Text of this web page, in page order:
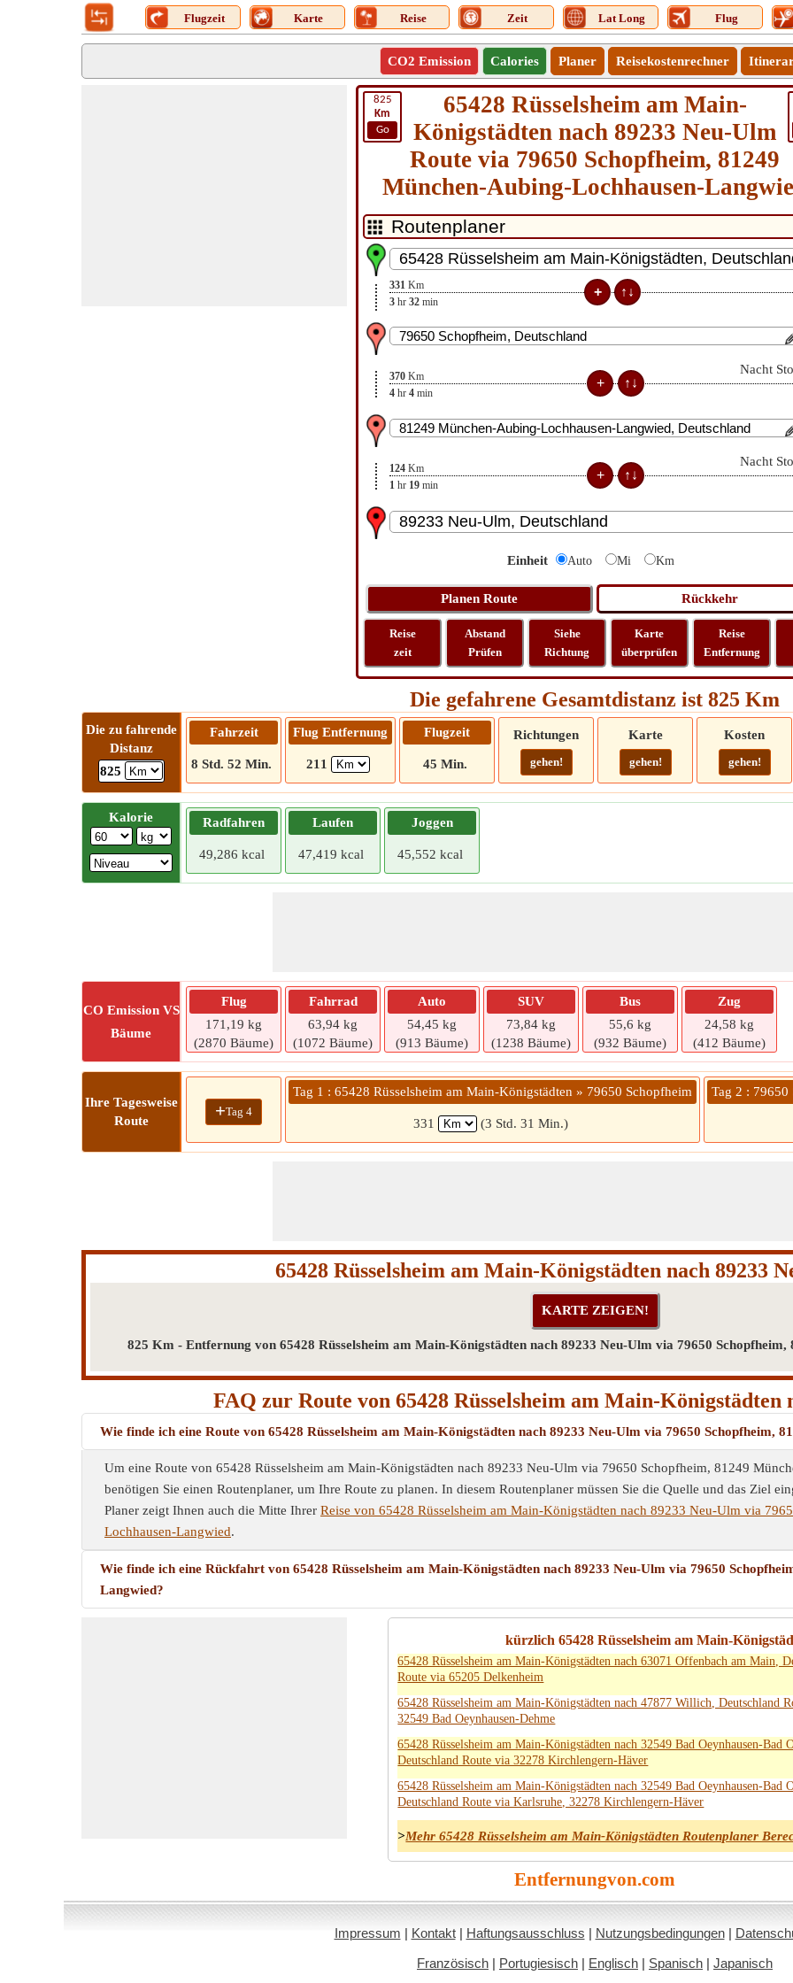
Flugzeit Karte Reise Zeit Lat Long Flug
CO2 Emission Calories Planer Reisekostenrechner
825
Km
Go
65428 Rüsselsheim am Main-
Königstädten nach 89233 Neu-Ulm
Route via 79650 Schopfheim, 81249
München-Aubing-Lochhausen-
331 Km
3 hr 32 min
Nacht
370 Km
4 hr 4 min
Nacht
124 Km
1 hr 19 min
Einheit Auto Mi Km
Reise
zeit
Abstand
Prüfen
Siehe
Richtung
Karte
überprüfen
Reise
Entfernung
Die gefahrene Gesamtdistanz ist 825 Km
Die zu fahrende
Distanz
825
Fahrzeit
8 Std. 52 Min.
Flug Entfernung
211
Flugzeit
45 Min.
Richtungen
gehen!
Karte
gehen!
Kosten
gehen!
Kalorie Radfahren
49,286 kcal
Laufen
47,419 kcal
Joggen
45,552 kcal
CO Emission VS
Bäume
Flug
171,19 kg
(2870 Bäume)
Fahrrad
63,94 kg
(1072 Bäume)
Auto
54,45 kg
(913 Bäume)
SUV
73,84 kg
(1238 Bäume)
Bus
55,6 kg
(932 Bäume)
Zug
24,58 kg
(412 Bäume)
Ihre Tagesweise
Route
+Tag 4
Tag 1 : 65428 Rüsselsheim am Main-Königstädten » 79650 Schopfheim
331 (3 Std. 31 Min.)
Tag 2 : 79650
65428 Rüsselsheim am Main-Königstädten nach 89233
825 Km - Entfernung von 65428 Rüsselsheim am Main-Königstädten nach 89233 Neu-Ulm via 79650
FAQ zur Route von 65428 Rüsselsheim am Main-Königstädten
Wie finde ich eine Route von 65428 Rüsselsheim am Main-Königstädten nach 89233 Neu-Ulm via 79650 Schopfheim,
Um eine Route von 65428 Rüsselsheim am Main-Königstädten nach 89233 Neu-Ulm via 79650 Schopfheim, 81249
benötigen Sie einen Routenplaner, um Ihre Route zu planen. In diesem Routenplaner müssen Sie die Quelle und das Ziel
Planer zeigt Ihnen auch die Mitte Ihrer Reise von 65428 Rüsselsheim am Main-Königstädten nach 89233 Neu-Ulm via
Lochhausen-Langwied.
Wie finde ich eine Rückfahrt von 65428 Rüsselsheim am Main-Königstädten nach 89233 Neu-Ulm via 79650
Langwied?
kürzlich 65428 Rüsselsheim am Main-
65428 Rüsselsheim am Main-Königstädten nach 63071 Offenbach am Main,
Route via 65205 Delkenheim
65428 Rüsselsheim am Main-Königstädten nach 47877 Willich, Deutschland
32549 Bad Oeynhausen-Dehme
65428 Rüsselsheim am Main-Königstädten nach 32549 Bad Oeynhausen-Bad
Deutschland Route via 32278 Kirchlengern-Häver
65428 Rüsselsheim am Main-Königstädten nach 32549 Bad Oeynhausen-Bad
Deutschland Route via Karlsruhe, 32278 Kirchlengern-Häver
>Mehr 65428 Rüsselsheim am Main-Königstädten Routenplaner
Entfernungvon.com
Impressum | Kontakt| Haftungsausschluss | Nutzungsbedingungen|
Französisch | Portugiesisch | Englisch | Spanisch | Japanisch